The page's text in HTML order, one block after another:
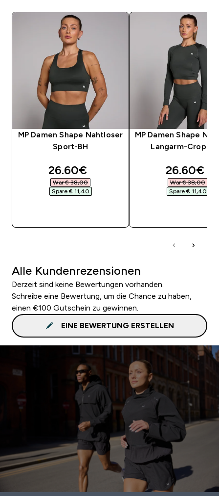
MP Damen Shape Nahtloser
Sport-BH
discounted price
26.60€‎
War € 38,00‎
Spare € 11,40‎
MP Damen Shape
Langarm-Crop-
26.60€‎
War € 38,00‎
Spare € 11,40‎
Alle Kundenrezensionen
Derzeit sind keine Bewertungen vorhanden.
Schreibe eine Bewertung, um die Chance zu haben,
einen €100 Gutschein zu gewinnen.
EINE BEWERTUNG ERSTELLEN